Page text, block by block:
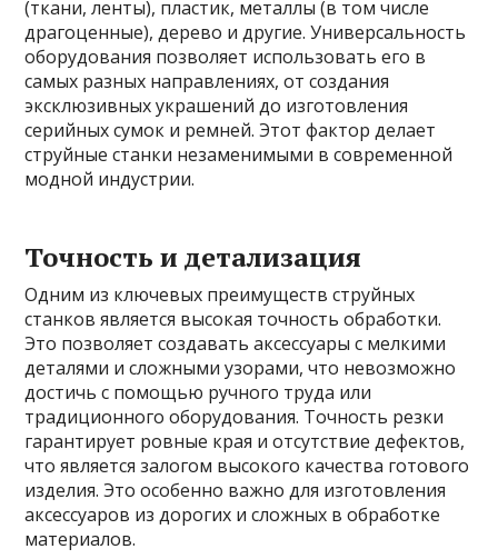
(ткани, ленты), пластик, металлы (в том числе
драгоценные), дерево и другие. Универсальность
оборудования позволяет использовать его в
самых разных направлениях, от создания
эксклюзивных украшений до изготовления
серийных сумок и ремней. Этот фактор делает
струйные станки незаменимыми в современной
модной индустрии.
Точность и детализация
Одним из ключевых преимуществ струйных
станков является высокая точность обработки.
Это позволяет создавать аксессуары с мелкими
деталями и сложными узорами, что невозможно
достичь с помощью ручного труда или
традиционного оборудования. Точность резки
гарантирует ровные края и отсутствие дефектов,
что является залогом высокого качества готового
изделия. Это особенно важно для изготовления
аксессуаров из дорогих и сложных в обработке
материалов.